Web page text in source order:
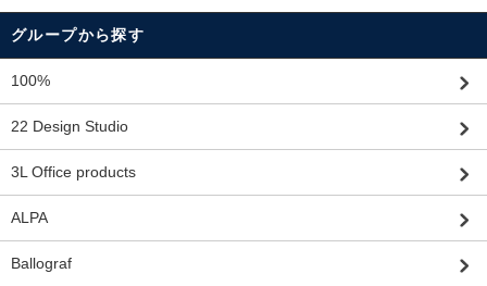
グループから探す
100%
22 Design Studio
3L Office products
ALPA
Ballograf